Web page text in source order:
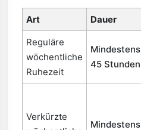
Art Dauer
Reguläre
wöchentliche
Ruhezeit
Mindestens
45 Stunden
Verkürzte
Mindestens